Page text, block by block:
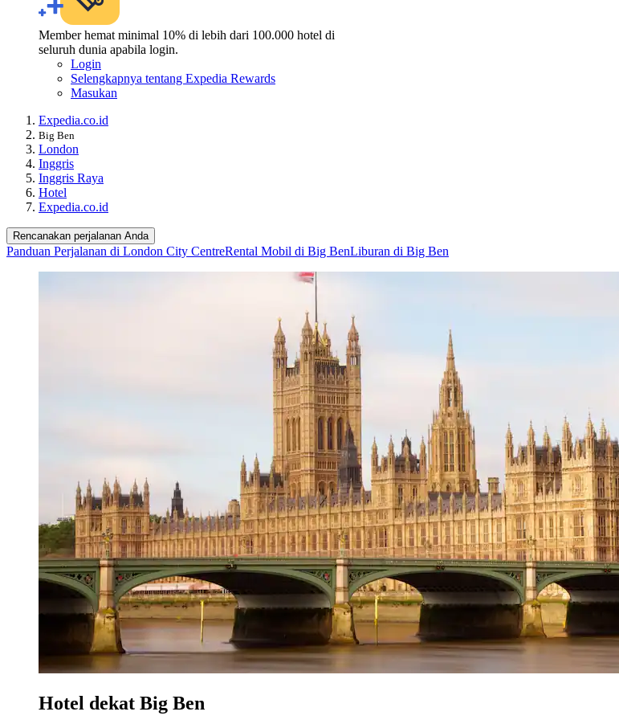
Member hemat minimal 10% di lebih dari 100.000 hotel di
seluruh dunia apabila login.
Login
Selengkapnya tentang Expedia Rewards
Masukan
Expedia.co.id
Big Ben
London
Inggris
Inggris Raya
Hotel
Expedia.co.id
Rencanakan perjalanan Anda
Panduan Perjalanan di London City CentreRental Mobil di Big BenLiburan di Big Ben
Hotel dekat Big Ben